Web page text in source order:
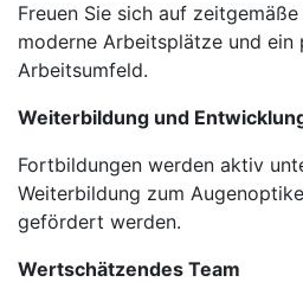
Freuen Sie sich auf
moderne Arbeitsplätze und ein
Arbeitsumfeld.
Weiterbildung und
Fortbildungen werden aktiv
Weiterbildung zum
gefördert werden.
Wertschätzendes Team